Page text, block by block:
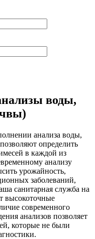
воды,
анализа воды,
определить
в каждой из
анализу
урожайность,
заболеваний,
санитарная служба на
высокоточные
современного
анализов позволяет
которые не были